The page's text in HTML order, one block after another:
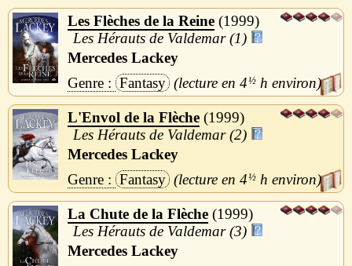
Les Flèches de la Reine 1999
Les Hérauts de Valdemar (1)
Mercedes Lackey
Fantasy
4½ h
L'Envol de la Flèche 1999
Les Hérauts de Valdemar (2)
Mercedes Lackey
Fantasy
4½ h
La Chute de la Flèche 1999
Les Hérauts de Valdemar (3)
Mercedes Lackey